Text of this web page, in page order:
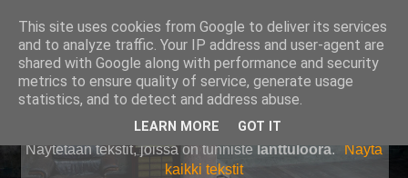
Pullollinen
Näytetään tekstit, joissa on tunniste lanttuloora.
Näytä
kaikki tekstit
This site uses cookies from Google to deliver its services
and to analyze traffic. Your IP address and user-agent are
shared with Google along with performance and security
metrics to ensure quality of service, generate usage
statistics, and to detect and address abuse.
LEARN MORE GOT IT